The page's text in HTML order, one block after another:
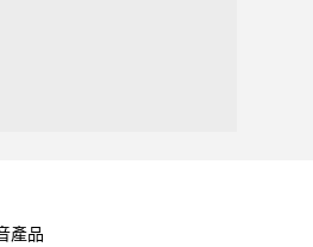
產品